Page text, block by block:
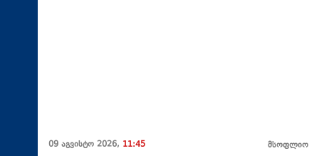
09 აგვისტო 2026, 11:45 მსოფლიო